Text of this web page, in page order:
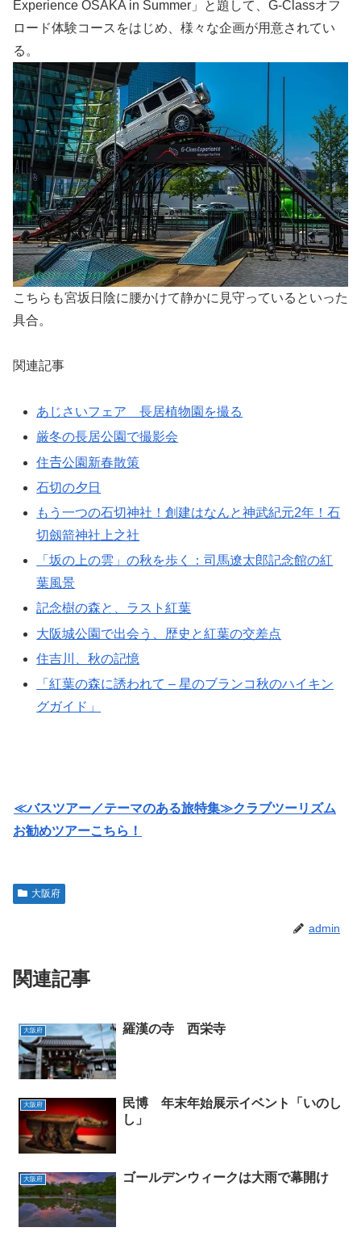
Experience OSAKA in Summer」と題して、G-Classオフ
ロード体験コースをはじめ、様々な企画が用意されてい
る。
こちらも宮坂日陰に腰かけて静かに見守っているといった
具合。
関連記事
あじさいフェア 長居植物園を撮る
厳冬の長居公園で撮影会
住𠮷公園新春散策
石切の夕日
もう一つの石切神社！創建はなんと神武紀元2年！石
切劔箭神社上之社
「坂の上の雲」の秋を歩く：司馬遼太郎記念館の紅
葉風景
記念樹の森と、ラスト紅葉
大阪城公園で出会う、歴史と紅葉の交差点
住吉川、秋の記憶
「紅葉の森に誘われて – 星のブランコ秋のハイキン
グガイド」
≪バスツアー／テーマのある旅特集≫クラブツーリズム
お勧めツアーこちら！
大阪府
admin
関連記事
大阪府 羅漢の寺 西栄寺
大阪府
民博 年末年始展示イベント「いのし
し」
大阪府 ゴールデンウィークは大雨で幕開け